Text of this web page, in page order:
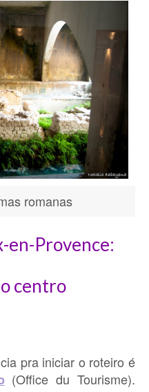
romanas
en-Provence:
centro
pra iniciar o roteiro é
(Office du Tourisme).